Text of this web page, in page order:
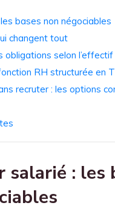
bases non négociables
changent tout
obligations selon l’effectif
RH structurée en
recruter : les options
salarié : les